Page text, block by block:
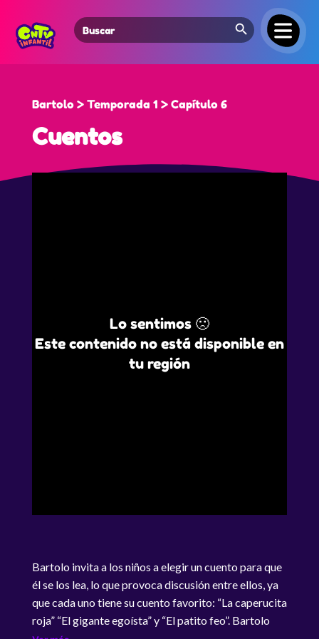
Search
for:
Search Button
Bartolo > Temporada 1 > Capítulo 6
Cuentos
Lo sentimos 🙁
Este contenido no está disponible en
tu región
Bartolo invita a los niños a elegir un cuento para que
él se los lea, lo que provoca discusión entre ellos, ya
que cada uno tiene su cuento favorito: “La caperucita
roja” “El gigante egoísta” y “El patito feo”. Bartolo